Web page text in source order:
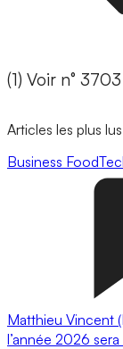
(1) Voir n°
Articles les plus lus
Business
Matthieu Vincent
l’année 2026